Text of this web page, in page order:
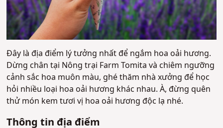
Đây là địa điểm lý tưởng nhất để ngắm hoa oải hương.
Dừng chân tại Nông trại Farm Tomita và chiêm ngưỡng
cảnh sắc hoa muôn màu, ghé thăm nhà xưởng để học
hỏi nhiều loại hoa oải hương khác nhau. À, đừng quên
thử món kem tươi vị hoa oải hương độc lạ nhé.
Thông tin địa điểm